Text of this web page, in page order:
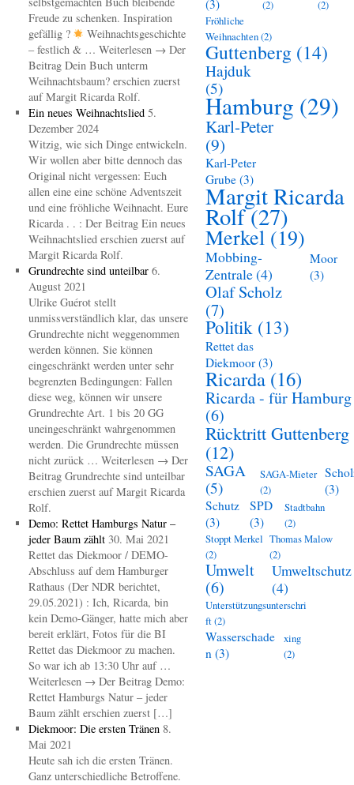
Freude zu schenken. Inspiration
gefällig ?
Weihnachtsgeschichte
– festlich & … Weiterlesen → Der
Beitrag Dein Buch unterm
Weihnachtsbaum? erschien zuerst
auf Margit Ricarda Rolf.
Ein neues Weihnachtslied 5.
Dezember 2024
Witzig, wie sich Dinge entwickeln.
Wir wollen aber bitte dennoch das
Original nicht vergessen: Euch
allen eine eine schöne Adventszeit
und eine fröhliche Weihnacht. Eure
Ricarda . . : Der Beitrag Ein neues
Weihnachtslied erschien zuerst auf
Margit Ricarda Rolf.
Grundrechte sind unteilbar 6.
August 2021
Ulrike Guérot stellt
unmissverständlich klar, das unsere
Grundrechte nicht weggenommen
werden können. Sie können
eingeschränkt werden unter sehr
begrenzten Bedingungen: Fallen
diese weg, können wir unsere
Grundrechte Art. 1 bis 20 GG
uneingeschränkt wahrgenommen
werden. Die Grundrechte müssen
nicht zurück … Weiterlesen → Der
Beitrag Grundrechte sind unteilbar
erschien zuerst auf Margit Ricarda
Rolf.
Demo: Rettet Hamburgs Natur –
jeder Baum zählt 30. Mai 2021
Rettet das Diekmoor / DEMO-
Abschluss auf dem Hamburger
Rathaus (Der NDR berichtet,
29.05.2021) : Ich, Ricarda, bin
kein Demo-Gänger, hatte mich aber
bereit erklärt, Fotos für die BI
Rettet das Diekmoor zu machen.
So war ich ab 13:30 Uhr auf …
Weiterlesen → Der Beitrag Demo:
Rettet Hamburgs Natur – jeder
Baum zählt erschien zuerst […]
Diekmoor: Die ersten Tränen 8.
Mai 2021
Heute sah ich die ersten Tränen.
Ganz unterschiedliche Betroffene.
(3) (2)
(2)
Fröhliche
Weihnachten(2)
Guttenberg (14)
Hajduk
(5)
Hamburg (29)
Karl-Peter
(9)
Karl-Peter
Grube (3)
Margit Ricarda
Rolf(27)
Merkel (19)
Mobbing-
Zentrale(4)
Moor
(3)
Olaf Scholz
(7)
Politik (13)
Rettet das
Diekmoor (3)
Ricarda (16)
Ricarda - für Hamburg
(6)
Rücktritt Guttenberg
(12)
SAGA
(5)
SAGA-Mieter
(2)
(3)
Schutz
(3)
SPD
(3)
Stadtbahn
(2)
Stoppt Merkel
(2)
Thomas Malow
(2)
Umwelt
(6)
Umweltschutz
(4)
Unterstützungsunterschri
ft(2)
Wasserschade
n (3)
xing
(2)